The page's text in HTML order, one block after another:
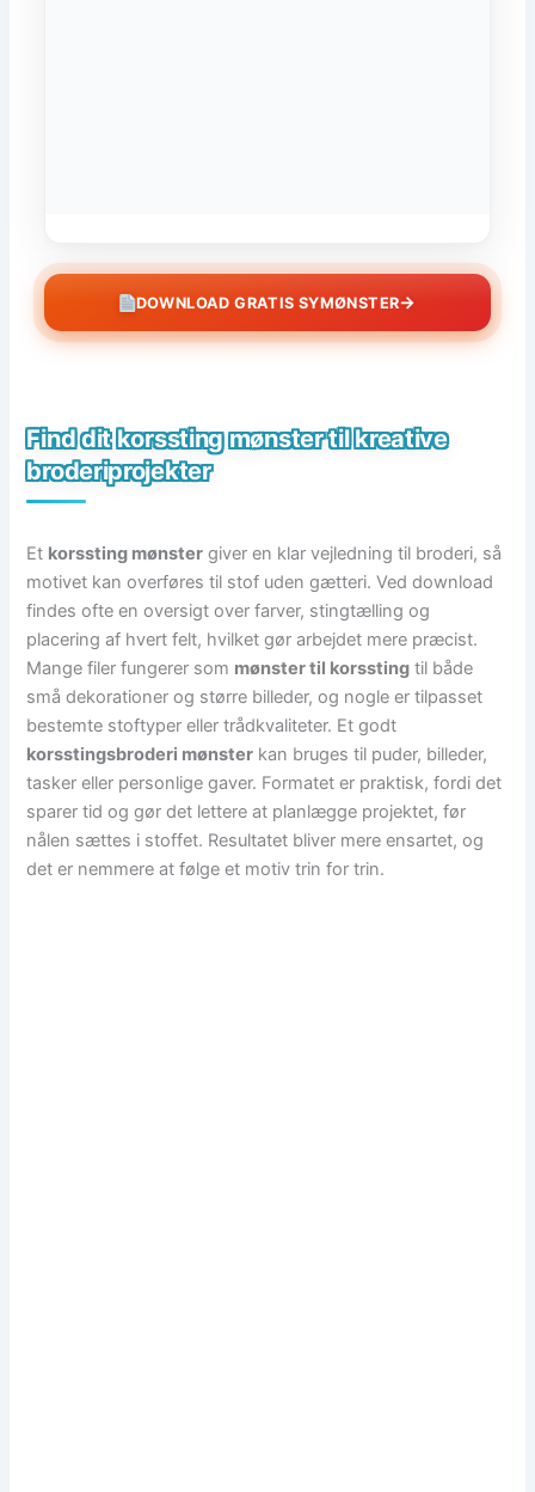
DOWNLOAD GRATIS SYMØNSTER→
Find dit korssting mønster til kreative
broderiprojekter
Et korssting mønster giver en klar vejledning til broderi, så
motivet kan overføres til stof uden gætteri. Ved download
findes ofte en oversigt over farver, stingtælling og
placering af hvert felt, hvilket gør arbejdet mere præcist.
Mange filer fungerer som mønster til korssting til både
små dekorationer og større billeder, og nogle er tilpasset
bestemte stoftyper eller trådkvaliteter. Et godt
korsstingsbroderi mønster kan bruges til puder, billeder,
tasker eller personlige gaver. Formatet er praktisk, fordi det
sparer tid og gør det lettere at planlægge projektet, før
nålen sættes i stoffet. Resultatet bliver mere ensartet, og
det er nemmere at følge et motiv trin for trin.